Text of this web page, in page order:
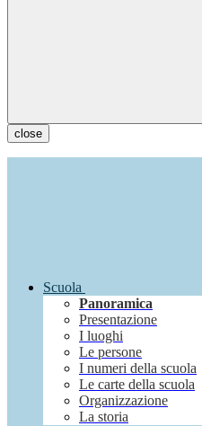
close
Scuola
Panoramica
Presentazione
I luoghi
Le persone
I numeri della scuola
Le carte della scuola
Organizzazione
La storia